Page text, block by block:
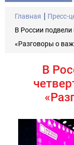
Главная Пресс-
В России подвели
«Разговоры о
В